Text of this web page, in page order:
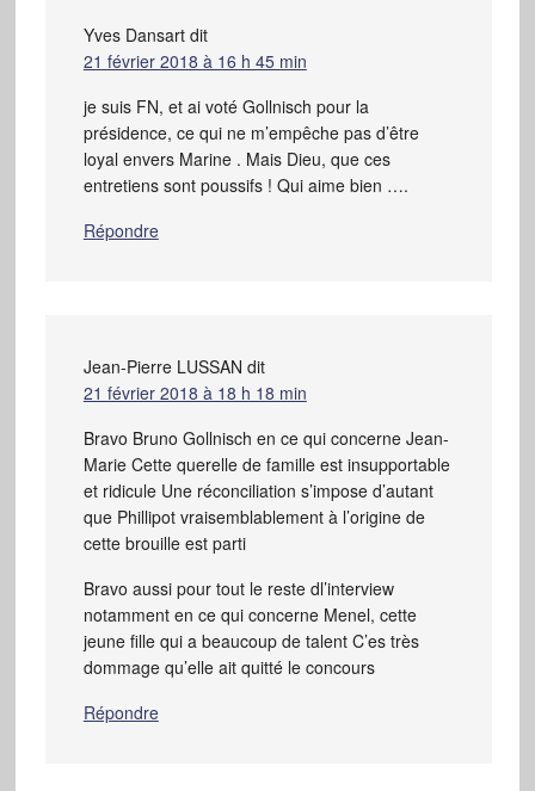
Yves Dansart dit
21 février 2018 à 16 h 45 min
je suis FN, et ai voté Gollnisch pour la
présidence, ce qui ne m’empêche pas d’être
loyal envers Marine . Mais Dieu, que ces
entretiens sont poussifs ! Qui aime bien ….
Répondre
Jean-Pierre LUSSAN dit
21 février 2018 à 18 h 18 min
Bravo Bruno Gollnisch en ce qui concerne Jean-
Marie Cette querelle de famille est insupportable
et ridicule Une réconciliation s’impose d’autant
que Phillipot vraisemblablement à l’origine de
cette brouille est parti
Bravo aussi pour tout le reste dl’interview
notamment en ce qui concerne Menel, cette
jeune fille qui a beaucoup de talent C’es très
dommage qu’elle ait quitté le concours
Répondre